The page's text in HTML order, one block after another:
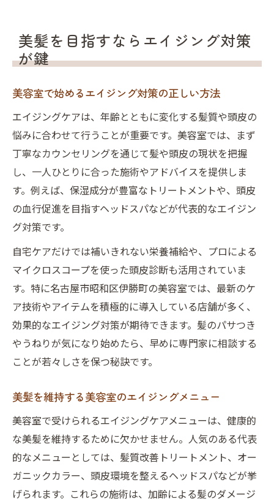
美髪を目指すならエイジング対策
が鍵
美容室で始めるエイジング対策の正しい方法
エイジングケアは、年齢とともに変化する髪質や頭皮の
悩みに合わせて行うことが重要です。美容室では、まず
丁寧なカウンセリングを通じて髪や頭皮の現状を把握
し、一人ひとりに合った施術やアドバイスを提供しま
す。例えば、保湿成分が豊富なトリートメントや、頭皮
の血行促進を目指すヘッドスパなどが代表的なエイジン
グ対策です。
自宅ケアだけでは補いきれない栄養補給や、プロによる
マイクロスコープを使った頭皮診断も活用されていま
す。特に名古屋市昭和区伊勝町の美容室では、最新のケ
ア技術やアイテムを積極的に導入している店舗が多く、
効果的なエイジング対策が期待できます。髪のパサつき
やうねりが気になり始めたら、早めに専門家に相談する
ことが若々しさを保つ秘訣です。
美髪を維持する美容室のエイジングメニュー
美容室で受けられるエイジングケアメニューは、健康的
な美髪を維持するために欠かせません。人気のある代表
的なメニューとしては、髪質改善トリートメント、オー
ガニックカラー、頭皮環境を整えるヘッドスパなどが挙
げられます。これらの施術は、加齢による髪のダメージ